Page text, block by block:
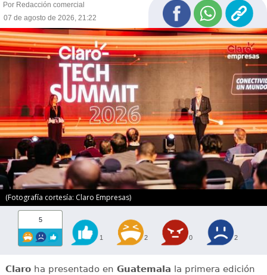
Por Redacción comercial
07 de agosto de 2026, 21:22
(Fotografía cortesía: Claro Empresas)
5
1 2 0 2
Claroha presentado en Guatemala la primera edición